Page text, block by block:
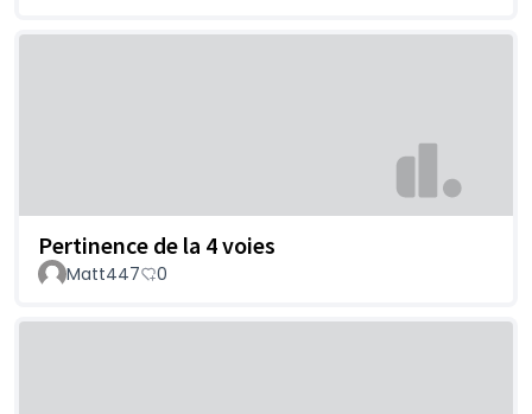
Pertinence de la 4 voies
Matt447 0